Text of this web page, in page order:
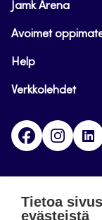
Jamk Arena
Avoimet
Help
Verkkolehdet
Facebook
Tietoa
evästeistä